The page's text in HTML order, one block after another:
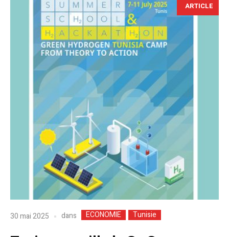
ARTICLE
30 mai 2025 dans ECONOMIE Tunisie